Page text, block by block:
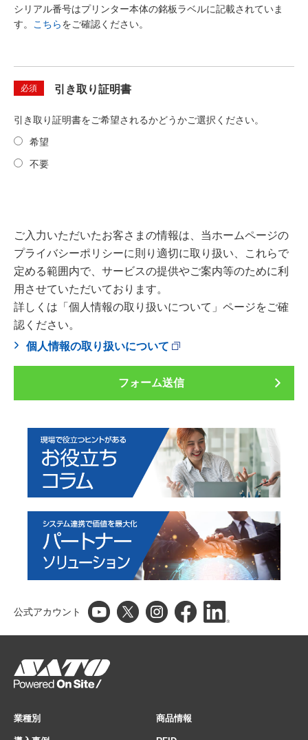
シリアル番号はプリンター本体の銘板ラベルに記載されていま
す。
こちらをご確認ください。
必須 引き取り証明書
引き取り証明書をご希望されるかどうかご選択ください。
希望
不要
ご入力いただいたお客さまの情報は、当ホームページの
プライバシーポリシーに則り適切に取り扱い、これらで
定める範囲内で、サービスの提供やご案内等のために利
用させていただいております。
詳しくは「個人情報の取り扱いについて」ページをご確
認ください。
個人情報の取り扱いについて
公式アカウント
業種別 商品情報